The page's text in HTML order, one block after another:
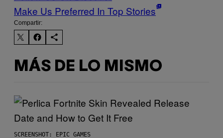
Make Us Preferred In Top Stories
Compartir:
MÁS DE LO MISMO
SCREENSHOT: EPIC GAMES